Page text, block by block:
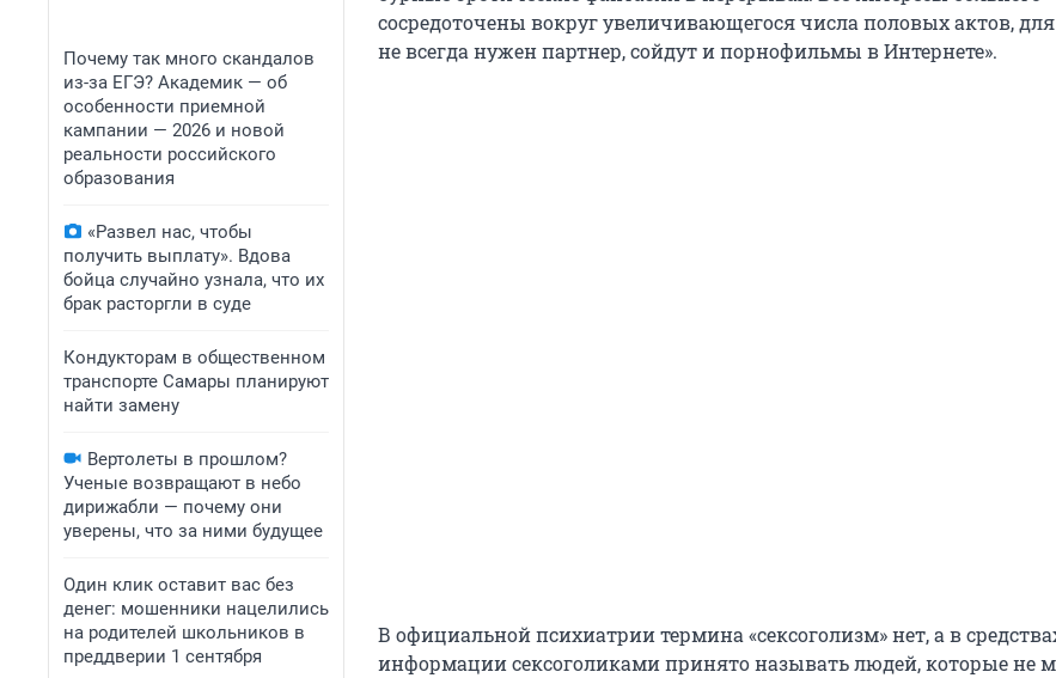
Почему так много скандалов
из-за ЕГЭ? Академик — об
особенности приемной
кампании — 2026 и новой
реальности российского
образования
«Развел нас, чтобы
получить выплату». Вдова
бойца случайно узнала, что их
брак расторгли в суде
Кондукторам в общественном
транспорте Самары планируют
найти замену
Вертолеты в прошлом?
Ученые возвращают в небо
дирижабли — почему они
уверены, что за ними будущее
Один клик оставит вас без
денег: мошенники нацелились
на родителей школьников в
преддверии 1 сентября
сосредоточены вокруг увеличивающегося числа половых актов,
не всегда нужен партнер, сойдут и порнофильмы в Интернете».
В официальной психиатрии термина «сексоголизм» нет, а в
информации сексоголиками принято называть людей, которые не